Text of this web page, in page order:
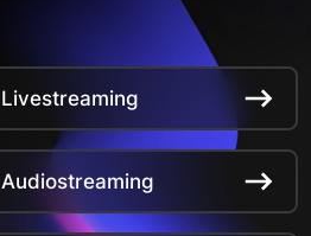
Livestreaming
Audiostreaming